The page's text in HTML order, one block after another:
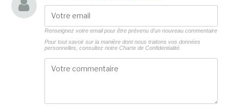
Renseignez votre email pour être prévenu d'un nouveau commentaire
Pour tout savoir sur la manière dont nous traitons vos données
personnelles, consultez notre Charte de Confidentialité.